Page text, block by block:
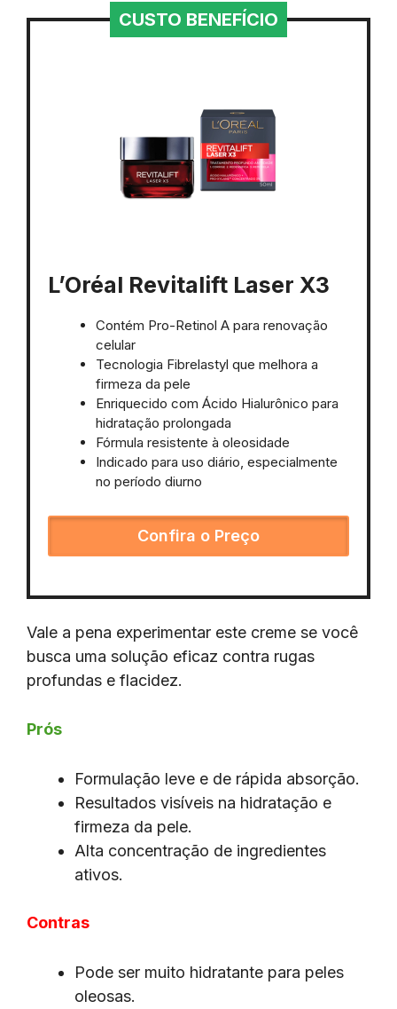
CUSTO BENEFÍCIO
L’Oréal Revitalift Laser X3
Contém Pro-Retinol A para renovação
celular
Tecnologia Fibrelastyl que melhora a
firmeza da pele
Enriquecido com Ácido Hialurônico para
hidratação prolongada
Fórmula resistente à oleosidade
Indicado para uso diário, especialmente
no período diurno
Confira o Preço
Vale a pena experimentar este creme se você
busca uma solução eficaz contra rugas
profundas e flacidez.
Prós
Formulação leve e de rápida absorção.
Resultados visíveis na hidratação e
firmeza da pele.
Alta concentração de ingredientes
ativos.
Contras
Pode ser muito hidratante para peles
oleosas.